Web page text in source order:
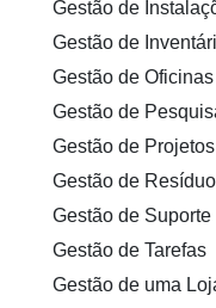
Gestão de
Gestão de
Gestão de
Gestão de
Gestão de Projetos
Gestão de
Gestão de Suporte
Gestão de Tarefas
Gestão de uma